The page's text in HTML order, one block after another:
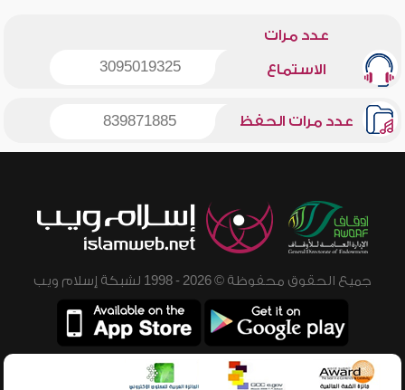
عدد مرات
الاستماع 3095019325
عدد مرات الحفظ 839871885
جميع الحقوق محفوظة © 2026 - 1998 لشبكة إسلام ويب